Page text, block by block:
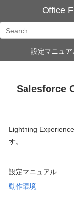
Office
設定マニュア
Salesforce
Lightning
す。
設定マニュアル
動作環境